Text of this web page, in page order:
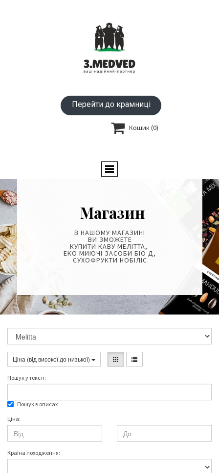
Перейти до крамниці
 Кошик(0)
Магазин
В НАШОМУ МАГАЗИНІ
ВИ ЗМОЖЕТЕ
КУПИТИ КАВУ МЕЛІТТА,
ЕКО МИЮЧІ ЗАСОБИ БІО Д,
СУХОФРУКТИ НОБІЛІС
Ціна (вiд високої до низької)
Пошук у текстi:
Пошук в описах
Ціна:
Країна походження: